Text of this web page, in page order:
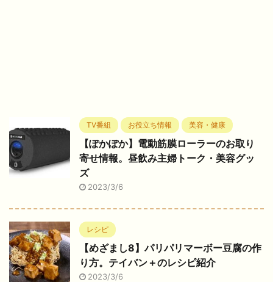
TV番組 お役立ち情報 美容・健康
【ぽかぽか】電動筋膜ローラーのお取り
寄せ情報。昼飲み主婦トーク・美容グッ
ズ
2023/3/6
レシピ
【めざまし8】パリパリマーボー豆腐の作
り方。テイバン＋のレシピ紹介
2023/3/6